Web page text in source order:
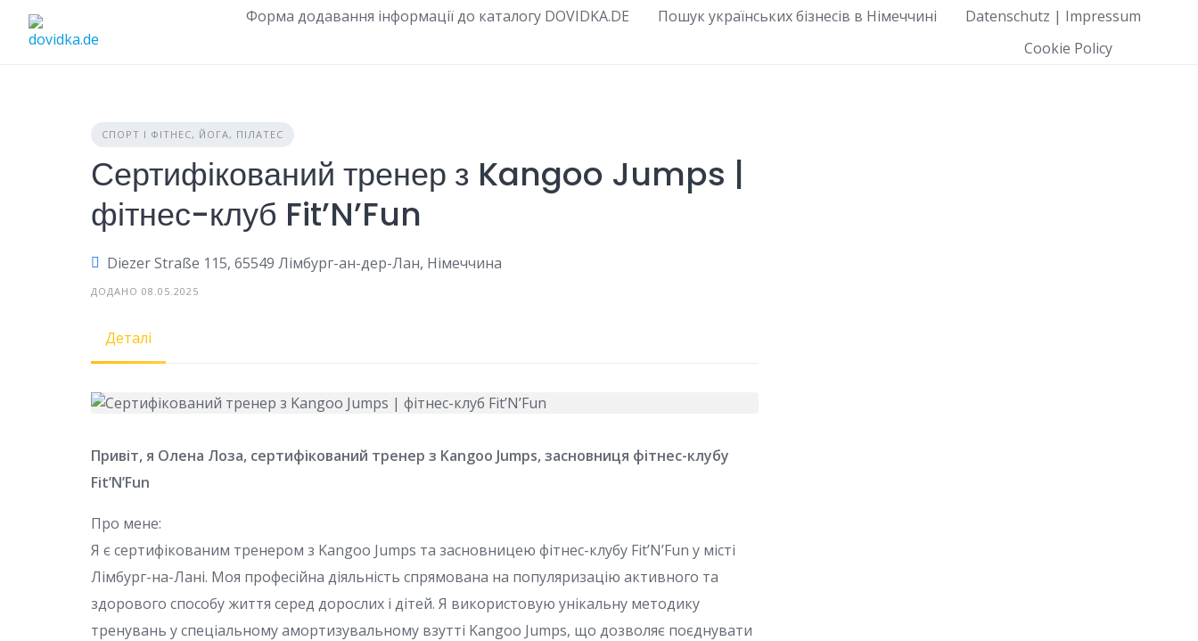
Форма додавання інформації до каталогу DOVIDKA.DE Пошук українських бізнесів в Німеччині
Datenschutz | Impressum
Cookie Policy
СПОРТ І ФІТНЕС, ЙОГА, ПІЛАТЕС
Сертифікований тренер з Kangoo Jumps |
фітнес-клуб Fit’N’Fun
Diezer Straße 115, 65549 Лімбург-ан-дер-Лан, Німеччина
ДОДАНО 08.05.2025
Деталі
Привіт, я Олена Лоза, сертифікований тренер з Kangoo Jumps, засновниця фітнес-клубу
Fit’N’Fun
Про мене:
Я є сертифікованим тренером з Kangoo Jumps та засновницею фітнес-клубу Fit’N’Fun у місті
Лімбург-на-Лані. Моя професійна діяльність спрямована на популяризацію активного та
здорового способу життя серед дорослих і дітей. Я використовую унікальну методику
тренувань у спеціальному амортизувальному взутті Kangoo Jumps, що дозволяє поєднувати